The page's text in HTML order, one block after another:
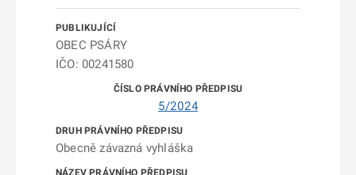
OBEC PSÁRY
IČO: 00241580
5/2024
Obecně závazná vyhláška